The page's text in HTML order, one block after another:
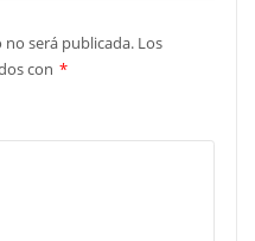
será publicada. Los
con *